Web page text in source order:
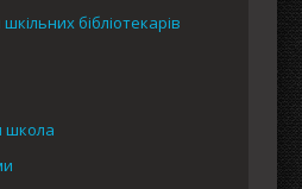
бібліотекарів
школа